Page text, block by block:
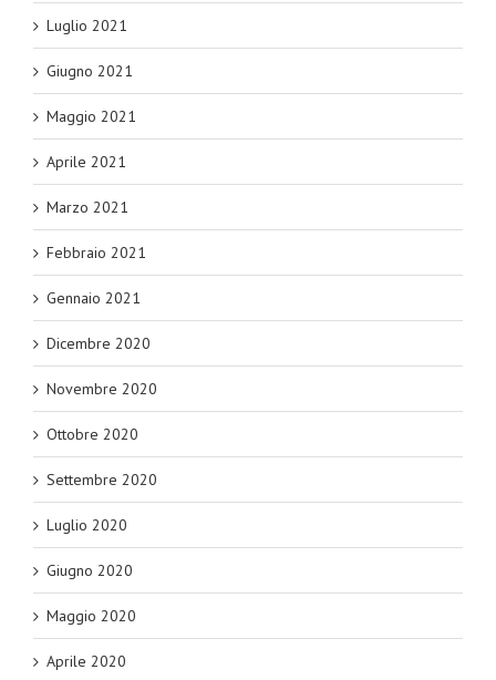
Luglio 2021
Giugno 2021
Maggio 2021
Aprile 2021
Marzo 2021
Febbraio 2021
Gennaio 2021
Dicembre 2020
Novembre 2020
Ottobre 2020
Settembre 2020
Luglio 2020
Giugno 2020
Maggio 2020
Aprile 2020